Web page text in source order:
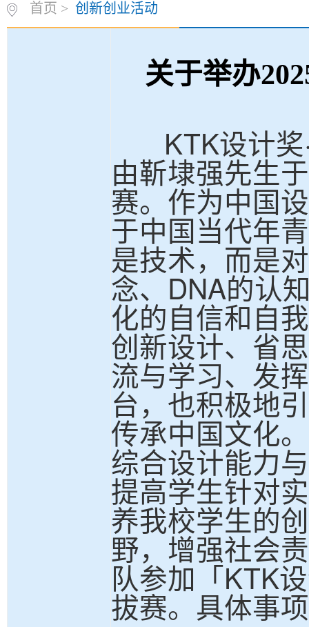
首页 > 创新创业活动
关于举办
KTK设计奖·
由靳埭强先生
赛。作为中国
于中国当代年
是技术，而是
念、DNA的认
化的自信和自
创新设计、省
流与学习、发
台，也积极地
传承中国文化
综合设计能力
提高学生针对
养我校学生的
野，增强社会
队参加「KTK
拔赛。具体事